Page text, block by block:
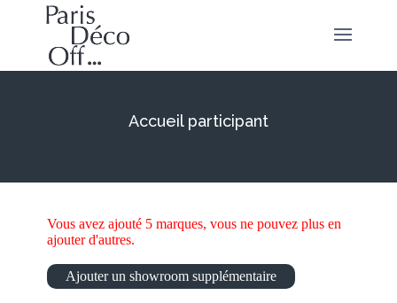
Accueil participant